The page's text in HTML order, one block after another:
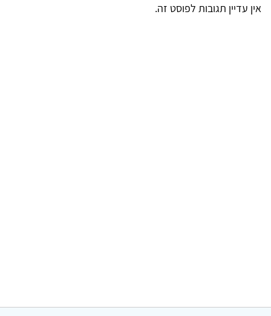
אין עדיין תגובות לפוסט זה.